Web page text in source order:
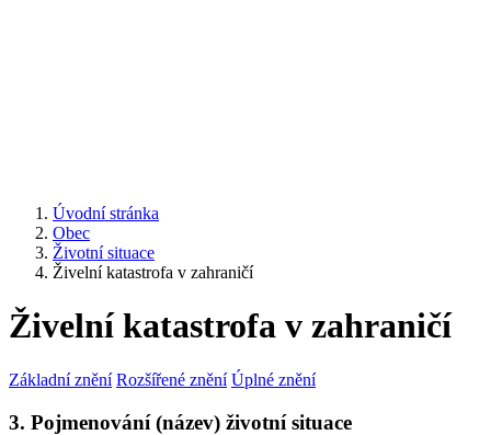
Úvodní stránka
Obec
Životní situace
Živelní katastrofa v zahraničí
Živelní katastrofa v zahraničí
Základní znění Rozšířené znění Úplné znění
3. Pojmenování (název) životní situace